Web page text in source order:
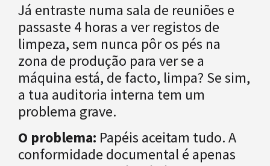
Já entraste numa sala de reuniões e
passaste 4 horas a ver registos de
limpeza, sem nunca pôr os pés na
zona de produção para ver se a
máquina está, de facto, limpa? Se sim,
a tua auditoria interna tem um
problema grave.
O problema: Papéis aceitam tudo. A
conformidade documental é apenas